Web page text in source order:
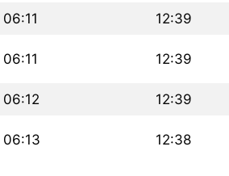
06:11 12:39
06:11 12:39
06:12 12:39
06:13 12:38